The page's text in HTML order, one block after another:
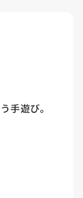
手遊び。